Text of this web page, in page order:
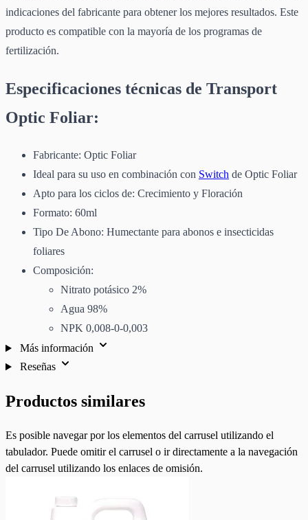
indicaciones del fabricante para obtener los mejores resultados. Este
producto es compatible con la mayoría de los programas de
fertilización.
Especificaciones técnicas de Transport
Optic Foliar:
Fabricante: Optic Foliar
Ideal para su uso en combinación con Switch de Optic Foliar
Apto para los ciclos de: Crecimiento y Floración
Formato: 60ml
Tipo De Abono: Humectante para abonos e insecticidas
foliares
Composición:
Nitrato potásico 2%
Agua 98%
NPK 0,008-0-0,003
Más información
Reseñas
Productos similares
Es posible navegar por los elementos del carrusel utilizando el
tabulador. Puede omitir el carrusel o ir directamente a la navegación
del carrusel utilizando los enlaces de omisión.